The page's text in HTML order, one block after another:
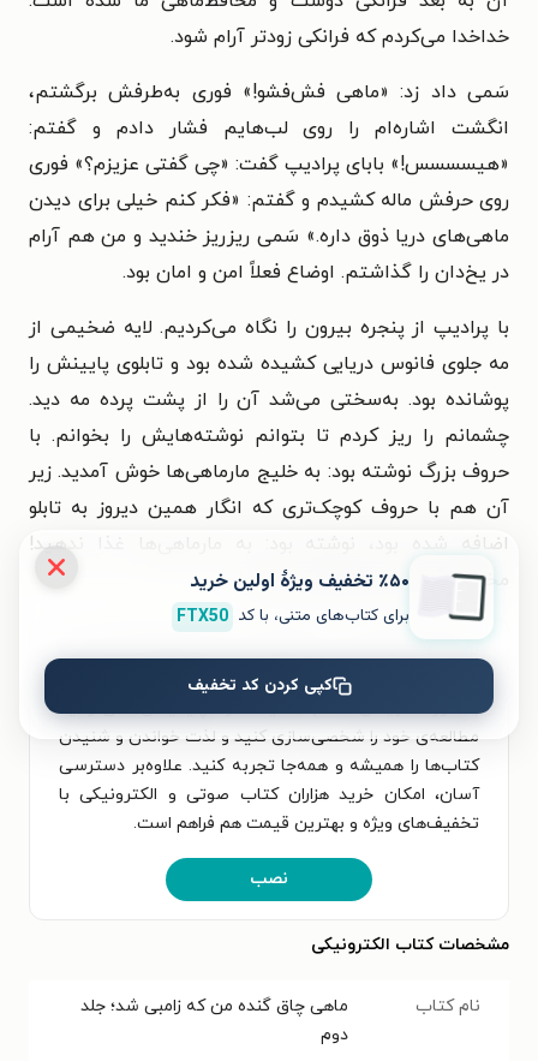
خداخدا می‌کردم که فرانکی زودتر آرام شود.
سَمی داد زد: «ماهی فش‌فشو!» فوری به‌طرفش برگشتم،
انگشت اشاره‌ام را روی لب‌هایم فشار دادم و گفتم:
«هیسسسس!» بابای پرادیپ گفت: «چی گفتی عزیزم؟» فوری
روی حرفش ماله کشیدم و گفتم: «فکر کنم خیلی برای دیدن
ماهی‌های دریا ذوق داره.» سَمی ریزریز خندید و من هم آرام
در یخ‌دان را گذاشتم. اوضاع فعلاً امن و امان بود.
با پرادیپ از پنجره بیرون را نگاه می‌کردیم. لایه ضخیمی از
مه جلوی فانوس دریایی کشیده شده بود و تابلوی پایینش را
پوشانده بود. به‌سختی می‌شد آن را از پشت پرده مه دید.
چشمانم را ریز کردم تا بتوانم نوشته‌هایش را بخوانم. با
حروف بزرگ نوشته بود: به خلیج مارماهی‌ها خوش آمدید. زیر
آن هم با حروف کوچک‌تری که انگار همین دیروز به تابلو
اضافه شده بود، نوشته بود: به مارماهی‌ها غذا ندهید!
مخصوصاً به اون مارماهی بدجنسه!
زامبی شد؛ جلد دوم و خواندن آن، اپلیکیشن طاقچه را
مطالعه‌ی خود را شخصی‌سازی کنید و لذت خواندن و شنیدن
کتاب‌ها را همیشه و همه‌جا تجربه کنید. علاوه‌بر دسترسی
آسان، امکان خرید هزاران کتاب صوتی و الکترونیکی با
تخفیف‌های ویژه و بهترین قیمت هم فراهم است.
نصب
مشخصات کتاب الکترونیکی
نام کتاب
ماهی چاق گنده من که زامبی شد؛ جلد
دوم
٪۵۰ تخفیف ویژۀ اولین خرید
برای کتاب‌های متنی، با کد FTX50
کپی کردن کد تخفیف